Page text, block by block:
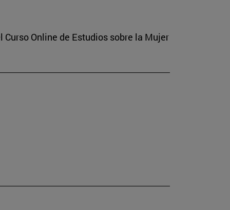
Online de Estudios sobre la Mujer